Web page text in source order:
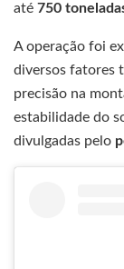
até 750
A operação foi
diversos fatores
precisão na
estabilidade do
divulgadas pelo